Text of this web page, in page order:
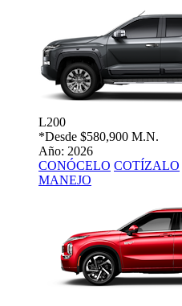
L200
*Desde $580,900 M.N.
Año: 2026
CONÓCELO COTÍZALO
MANEJO